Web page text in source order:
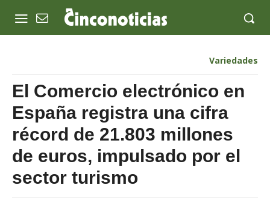
Variedades
El Comercio electrónico en
España registra una cifra
récord de 21.803 millones
de euros, impulsado por el
sector turismo